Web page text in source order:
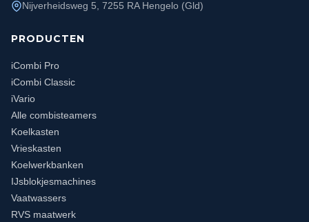
Nijverheidsweg 5, 7255 RA Hengelo (Gld)
PRODUCTEN
iCombi Pro
iCombi Classic
iVario
Alle combisteamers
Koelkasten
Vrieskasten
Koelwerkbanken
IJsblokjesmachines
Vaatwassers
RVS maatwerk